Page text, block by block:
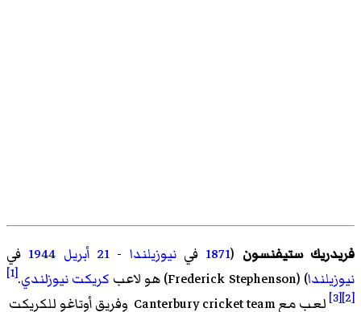
فريدريك ستيفنسون (
1871 فينيوزيلندا - 21 أبريل 1944 في
نيوزيلندا) (
Frederick Stephenson)‏ هو لاعب كريكتنيوزلندي.
[1]
[2]
[3] لعب مع Canterbury cricket team
وفريق أوتاغو للكريكت